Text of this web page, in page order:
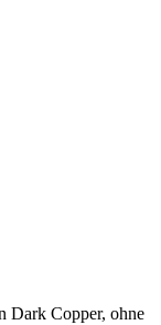
Dark Copper, ohne